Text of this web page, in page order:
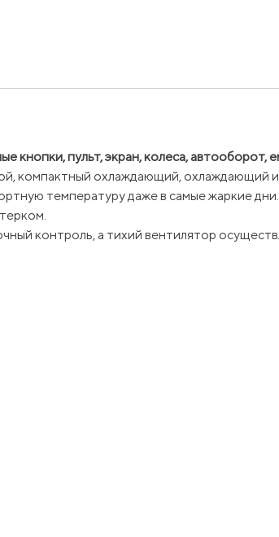
кнопки, пульт, экран, колеса, автооборот,
компактный охлаждающий, охлаждающий
температуру даже в самые жаркие
контроль, а тихий вентилятор